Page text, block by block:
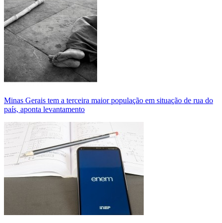
Minas Gerais tem a terceira maior população em situação de rua do
país, aponta levantamento